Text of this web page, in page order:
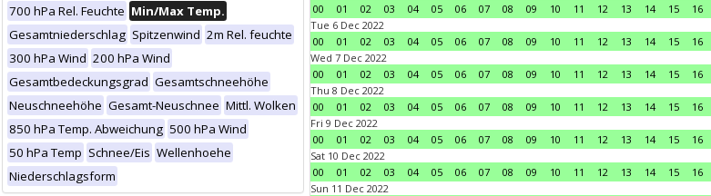
700 hPa Rel. Feuchte Min/Max Temp.
Gesamtniederschlag Spitzenwind 2m Rel. feuchte
300 hPa Wind 200 hPa Wind
Gesamtbedeckungsgrad Gesamtschneehöhe
Neuschneehöhe Gesamt-Neuschnee Mittl. Wolken
850 hPa Temp. Abweichung 500 hPa Wind
50 hPa Temp Schnee/Eis Wellenhoehe
Niederschlagsform
00
01 02 03 04 05 06 07 08 09 10 11 12 13 14 15 16
Tue 6 Dec 2022
00
01 02 03 04 05 06 07 08 09 10 11 12 13 14 15 16
Wed 7 Dec 2022
00
01 02 03 04 05 06 07 08 09 10 11 12 13 14 15 16
Thu 8 Dec 2022
00
01 02 03 04 05 06 07 08 09 10 11 12 13 14 15 16
Fri 9 Dec 2022
00
01 02 03 04 05 06 07 08 09 10 11 12 13 14 15 16
Sat 10 Dec 2022
00
01 02 03 04 05 06 07 08 09 10 11 12 13 14 15 16
Sun 11 Dec 2022